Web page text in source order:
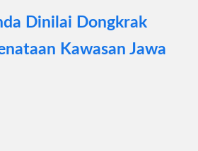
Dinilai Dongkrak
Kawasan Jawa